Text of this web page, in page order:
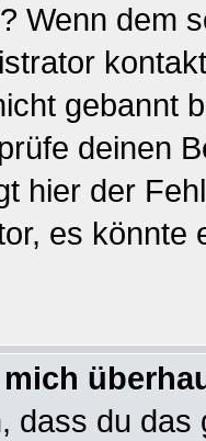
Wenn dem
gebannt
deinen
hier der
es könnte
dass du